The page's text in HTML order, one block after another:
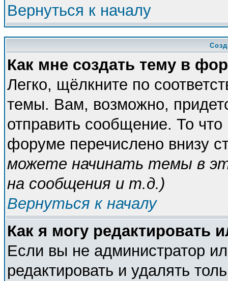
Вернуться к началу
Как мне создать тему в
Легко, щёлкните по
темы. Вам, возможно,
отправить сообщение. То
форуме перечислено внизу
можете начинать темы в
на сообщения и т.д.)
Вернуться к началу
Как я могу редактировать
Если вы не администратор
редактировать и удалять